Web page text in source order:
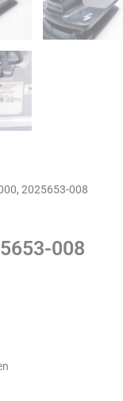
2025653-008
008